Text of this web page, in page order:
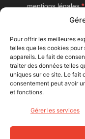
Pour offrir les meilleures
telles que les cookies
appareils. Le fait de
traiter des données telles
uniques sur ce site. Le fait
consentement peut avoir
et fonctions.
Gérer les services
mentions légales.
Vous pouvez vous
J'accepte que
newsletters afin
S'INSCRIRE